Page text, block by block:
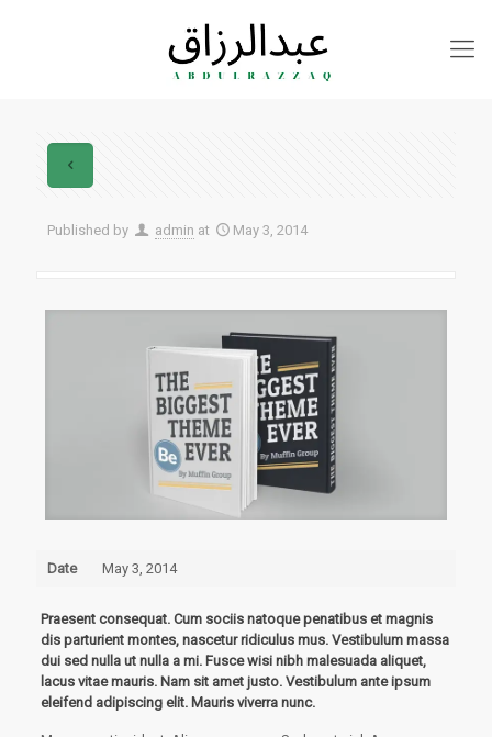
Published by admin at May 3, 2014
Date May 3, 2014
Praesent consequat. Cum sociis natoque penatibus et magnis
dis parturient montes, nascetur ridiculus mus. Vestibulum massa
dui sed nulla ut nulla a mi. Fusce wisi nibh malesuada aliquet,
lacus vitae mauris. Nam sit amet justo. Vestibulum ante ipsum
eleifend adipiscing elit. Mauris viverra nunc.